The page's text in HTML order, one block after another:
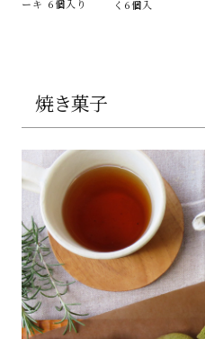
ーキ 6個入り
く6個入
焼き菓子